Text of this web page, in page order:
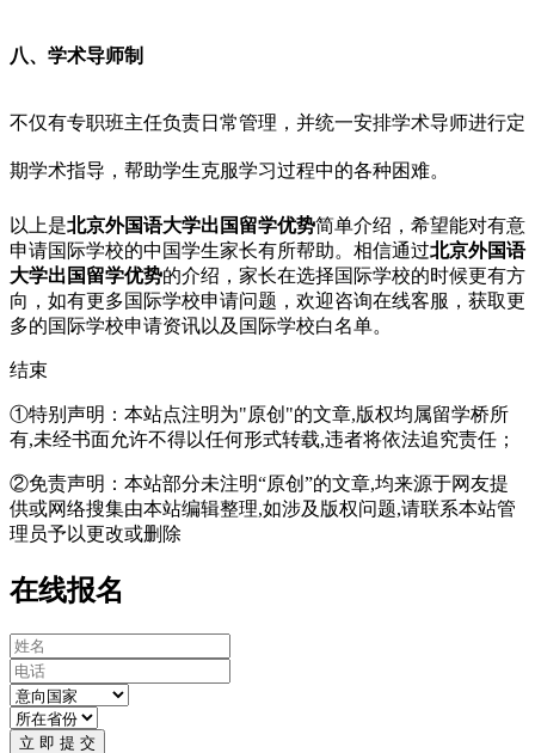
八、学术导师制
不仅有专职班主任负责日常管理，并统一安排学术导师进行定
期学术指导，帮助学生克服学习过程中的各种困难。
以上是北京外国语大学出国留学优势简单介绍，希望能对有意
申请国际学校的中国学生家长有所帮助。相信通过北京外国语
大学出国留学优势的介绍，家长在选择国际学校的时候更有方
向，如有更多国际学校申请问题，欢迎咨询在线客服 ，获取更
多的国际学校申请资讯以及国际学校白名单。
结束
①特别声明：本站点注明为"原创"的文章,版权均属留学桥所
有,未经书面允许不得以任何形式转载,违者将依法追究责任；
②免责声明：本站部分未注明“原创”的文章,均来源于网友提
供或网络搜集由本站编辑整理,如涉及版权问题,请联系本站管
理员予以更改或删除
在线报名
立 即 提 交